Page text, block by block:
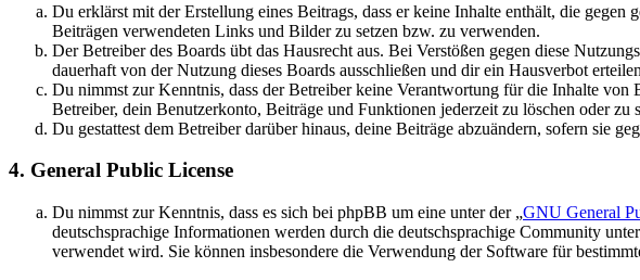
Du erklärst mit der Erstellung eines Beitrags, dass er keine Inhalte enthält, die gegen
Beiträgen verwendeten Links und Bilder zu setzen bzw. zu verwenden.
Der Betreiber des Boards übt das Hausrecht aus. Bei Verstößen gegen diese
dauerhaft von der Nutzung dieses Boards ausschließen und dir ein Hausverbot
Du nimmst zur Kenntnis, dass der Betreiber keine Verantwortung für die Inhalte
Betreiber, dein Benutzerkonto, Beiträge und Funktionen jederzeit zu löschen oder zu
Du gestattest dem Betreiber darüber hinaus, deine Beiträge abzuändern, sofern sie
4. General Public License
Du nimmst zur Kenntnis, dass es sich bei phpBB um eine unter der „GNU General
deutschsprachige Informationen werden durch die deutschsprachige Community
verwendet wird. Sie können insbesondere die Verwendung der Software für